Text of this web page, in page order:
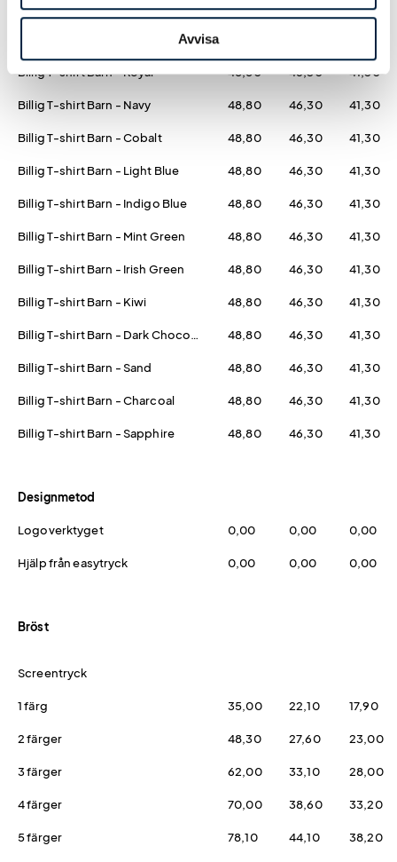
Avvisa
Billig T-shirt Barn - Red 48,80 46,30 41,30
Billig T-shirt Barn - Royal 48,80 46,30 41,30
Billig T-shirt Barn - Navy 48,80 46,30 41,30
Billig T-shirt Barn - Cobalt 48,80 46,30 41,30
Billig T-shirt Barn - Light Blue 48,80 46,30 41,30
Billig T-shirt Barn - Indigo Blue 48,80 46,30 41,30
Billig T-shirt Barn - Mint Green 48,80 46,30 41,30
Billig T-shirt Barn - Irish Green 48,80 46,30 41,30
Billig T-shirt Barn - Kiwi 48,80 46,30 41,30
Billig T-shirt Barn - Dark Chocolate 48,80 46,30 41,30
Billig T-shirt Barn - Sand 48,80 46,30 41,30
Billig T-shirt Barn - Charcoal 48,80 46,30 41,30
Billig T-shirt Barn - Sapphire 48,80 46,30 41,30
Designmetod
Logoverktyget 0,00 0,00 0,00
Hjälp från easytryck 0,00 0,00 0,00
Bröst
Screentryck
1 färg 35,00 22,10 17,90
2 färger 48,30 27,60 23,00
3 färger 62,00 33,10 28,00
4 färger 70,00 38,60 33,20
5 färger 78,10 44,10 38,20